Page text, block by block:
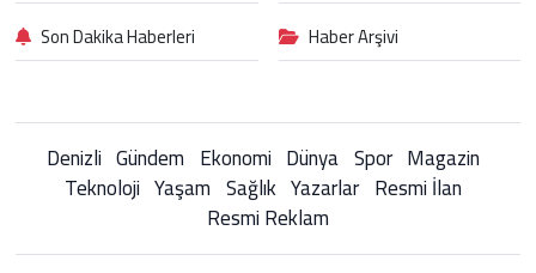
Son Dakika Haberleri
Haber Arşivi
Denizli Gündem Ekonomi Dünya Spor Magazin
Teknoloji Yaşam Sağlık Yazarlar Resmi İlan
Resmi Reklam